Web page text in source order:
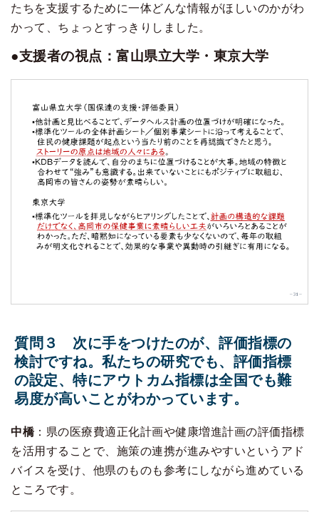
たちを支援するために一体どんな情報がほしいのかがわ
かって、ちょっとすっきりしました。
●支援者の視点：富山県立大学・東京大学
質問３ 次に手をつけたのが、評価指標の
検討ですね。私たちの研究でも、評価指標
の設定、特にアウトカム指標は全国でも難
易度が高いことがわかっています。
中橋：県の医療費適正化計画や健康増進計画の評価指標
を活用することで、施策の連携が進みやすいというアド
バイスを受け、他県のものも参考にしながら進めている
ところです。